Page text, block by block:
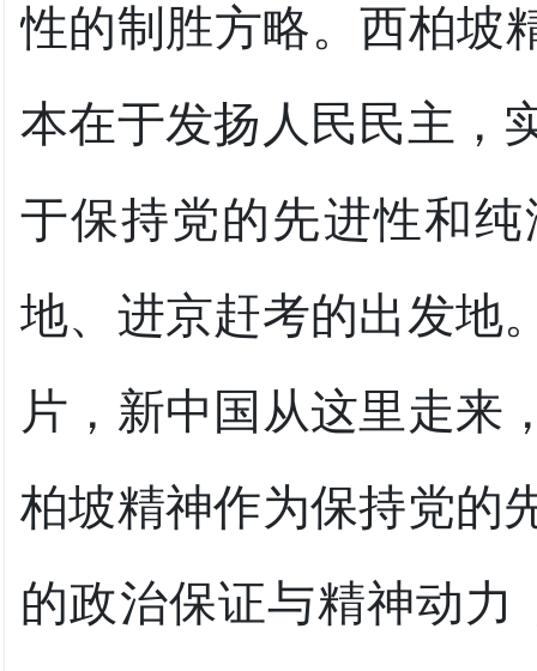
性的制胜方略。西柏坡
本在于发扬人民民主，
于保持党的先进性和
地、进京赶考的出发地
片，新中国从这里走来
柏坡精神作为保持党的
的政治保证与精神动力